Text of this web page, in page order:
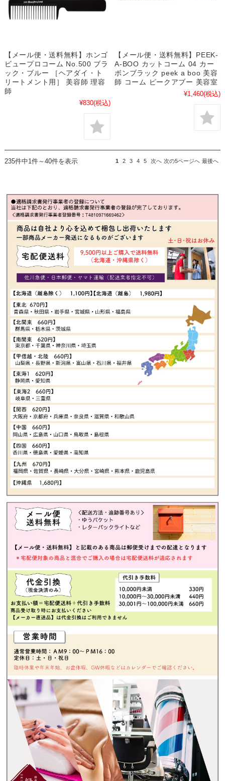
【メール便・送料無料】ホンゴ
ビュープロコーム No.500 ブラ
ック・ブルー ［ヘアダイ・ト
リートメント用］ 美容師 理容
師
¥830(税込)
【メール便・送料無料】PEEK-
A-BOO カットコーム 04 カー
ボンブラック peek a boo 美容
師 コーム ピークアブー 美容室
¥1,460(税込)
235件中1件～40件を表示 1 2 3 4 5 次へ 次の5ページへ 最後へ